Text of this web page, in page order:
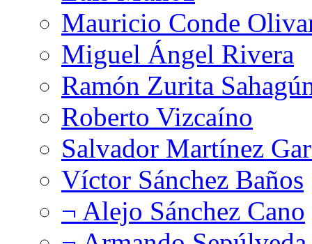
Mauricio Conde
Miguel Ángel Rivera
Ramón Zurita
Roberto Vizcaíno
Salvador Martínez
Víctor Sánchez Baños
¬ Alejo Sánchez Cano